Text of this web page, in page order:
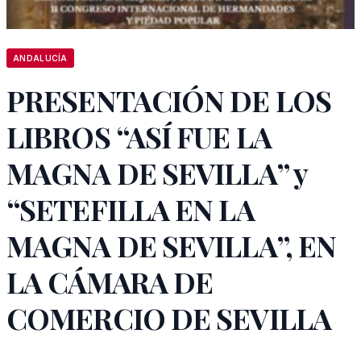
ANDALUCÍA
PRESENTACIÓN DE LOS
LIBROS “ASÍ FUE LA
MAGNA DE SEVILLA” y
“SETEFILLA EN LA
MAGNA DE SEVILLA”, EN
LA CÁMARA DE
COMERCIO DE SEVILLA